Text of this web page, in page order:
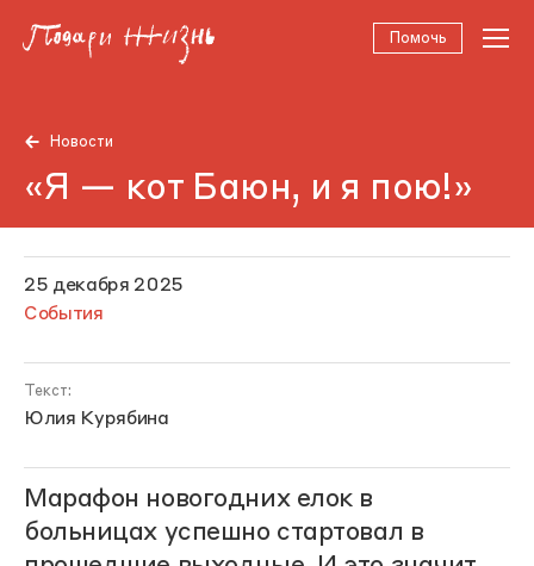
Помочь
Новости
«Я — кот Баюн, и я пою!»
25 декабря 2025
События
Текст:
Юлия Курябина
Марафон новогодних елок в
больницах успешно стартовал в